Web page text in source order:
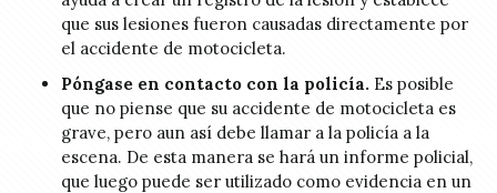
que sus lesiones fueron causadas directamente por
el accidente de motocicleta.
Póngase en contacto con la policía. Es posible
que no piense que su accidente de motocicleta es
grave, pero aun así debe llamar a la policía a la
escena. De esta manera se hará un informe policial,
que luego puede ser utilizado como evidencia en un